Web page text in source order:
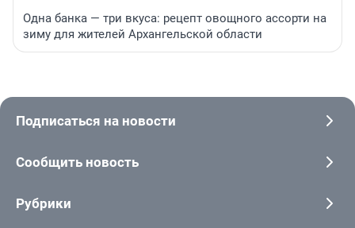
Одна банка — три вкуса: рецепт овощного ассорти на
зиму для жителей Архангельской области
Подписаться на новости
Сообщить новость
Рубрики